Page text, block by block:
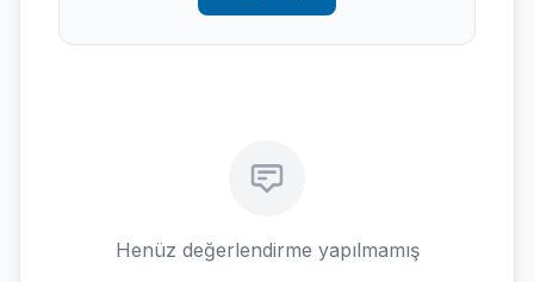
Henüz değerlendirme yapılmamış